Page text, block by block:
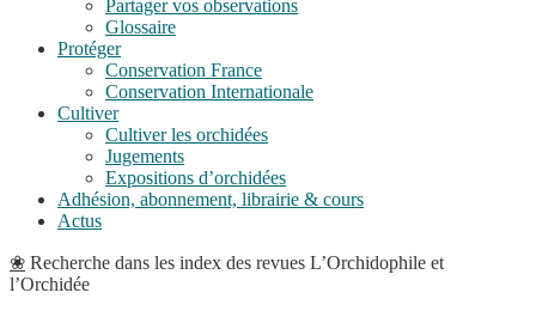
Partager vos observations
Glossaire
Protéger
Conservation France
Conservation Internationale
Cultiver
Cultiver les orchidées
Jugements
Expositions d’orchidées
Adhésion, abonnement, librairie & cours
Actus
❀ Recherche dans les index des revues L’Orchidophile et
l’Orchidée